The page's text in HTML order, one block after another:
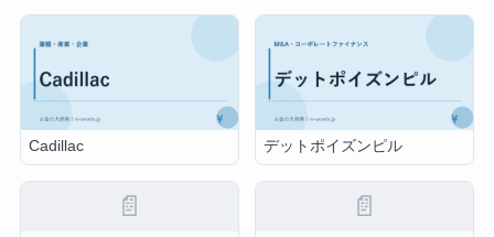
Cadillac デットポイズンピル
📄 📄